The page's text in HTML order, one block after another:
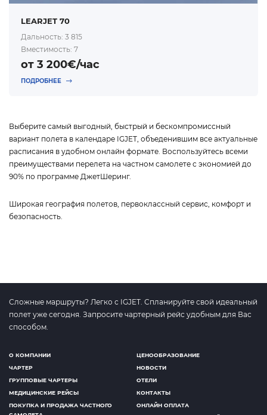
LEARJET 70
Дальность: 3 815
Вместимость: 7
от 3 200€/час
ПОДРОБНЕЕ
Выберите самый выгодный, быстрый и бескомпромиссный
вариант полета в календаре IGJET, объеденившим все актуальные
расписания в удобном онлайн формате. Воспользуйтесь всеми
преимуществами перелета на частном самолете с экономией до
90% по программе ДжетШеринг.
Широкая география полетов, первоклассный сервис, комфорт и
безопасность.
Сложные маршруты? Легко с IGJET. Спланируйте свой идеальный
полет уже сегодня. Запросите чартерный рейс удобным для Вас
способом.
О КОМПАНИИ
ЧАРТЕР
ГРУППОВЫЕ ЧАРТЕРЫ
МЕДИЦИНСКИЕ РЕЙСЫ
ПОКУПКА И ПРОДАЖА ЧАСТНОГО
ЦЕНООБРАЗОВАНИЕ
НОВОСТИ
ОТЕЛИ
КОНТАКТЫ
ОНЛАЙН ОПЛАТА